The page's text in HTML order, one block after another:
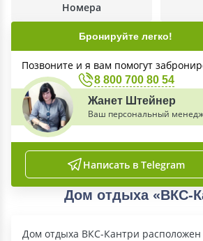
Номера
Бронируйте легко!
Позвоните и я вам помогут
8 800 700 80 54
Жанет Штейнер
Ваш персональный
Написать в Telegram
Дом отдыха «ВКС-
Дом отдыха ВКС-Кантри расположен